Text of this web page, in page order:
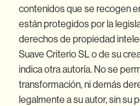
contenidos que se recogen
están protegidos por la
derechos de propiedad
Suave Criterio SL o de su
indica otra autoría. No se
transformación, ni demás
legalmente a su autor, sin su